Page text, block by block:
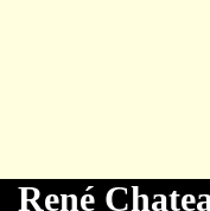
René